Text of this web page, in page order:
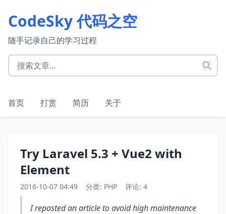
CodeSky 代码之空
随手记录自己的学习过程
首页 打赏 简历 关于
Try Laravel 5.3 + Vue2 with
Element
2016-10-07 04:49 分类: PHP 评论: 4
I reposted an article to avoid high maintenance